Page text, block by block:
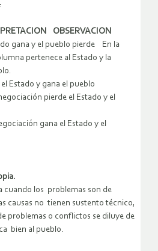
OBSERVACION
gana y el pueblo pierde En la
pertenece al Estado y la
el Estado y gana el pueblo
pierde el Estado y el
gana el Estado y el
cuando los problemas son de
causas no tienen sustento técnico,
problemas o conflictos se diluye de
bien al pueblo.